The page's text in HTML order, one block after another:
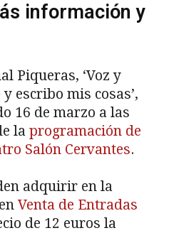
información y
Piqueras, ‘Voz y
escribo mis cosas’,
16 de marzo a las
la programación de
Salón Cervantes.
adquirir en la
Venta de Entradas
de 12 euros la